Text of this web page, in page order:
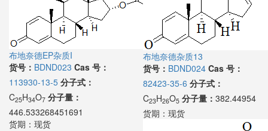
布地奈德EP杂质I
货号： BDND023 Cas 号：
113930-13-5 分子式：
C25H34O7 分子量：
446.533268451691
货期： 现货
布地奈德杂质13
货号： BDND024 Cas 号：
82423-35-6 分子式：
C23H26O5 分子量： 382.44954
货期： 现货